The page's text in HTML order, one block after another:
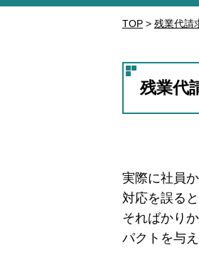
TOP > 残業代請
残業代
実際に社員
対応を誤る
そればかり
パクトを与